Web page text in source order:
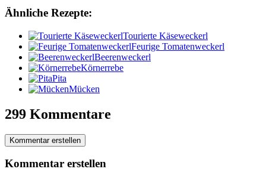
Ähnliche Rezepte:
Tourierte Käseweckerl
Feurige Tomatenweckerl
Beerenweckerl
Körnerrebe
Pita
Mücken
299 Kommentare
Kommentar erstellen
Kommentar erstellen